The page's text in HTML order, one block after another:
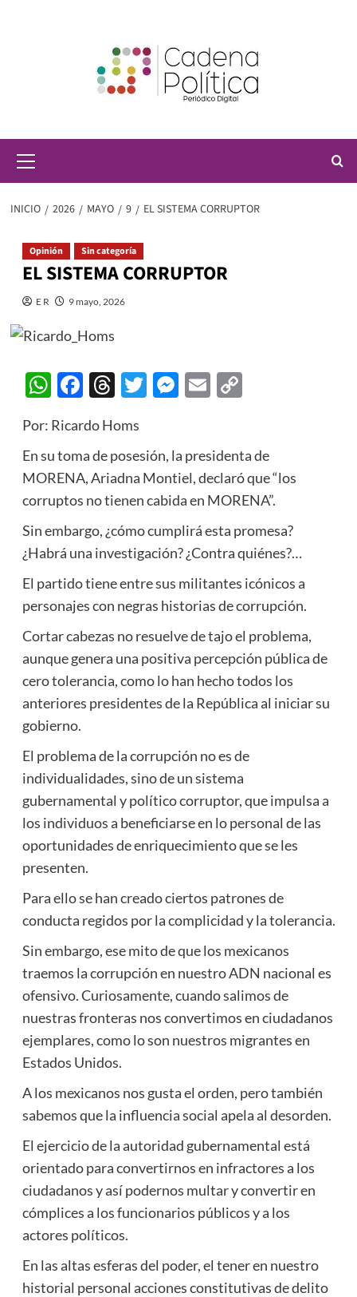
principal
INICIO 2026 MAYO 9 EL SISTEMA CORRUPTOR
Opinión Sin categoría
EL SISTEMA CORRUPTOR
E R 9 mayo, 2026
WhatsApp
Facebook
Threads
Twitter
Messenger
EmailCopy
Por: Ricardo Homs
En su toma de posesión, la presidenta de
MORENA, Ariadna Montiel, declaró que “los
corruptos no tienen cabida en MORENA”.
Sin embargo, ¿cómo cumplirá esta promesa?
¿Habrá una investigación? ¿Contra quiénes?…
El partido tiene entre sus militantes icónicos a
personajes con negras historias de corrupción.
Cortar cabezas no resuelve de tajo el problema,
aunque genera una positiva percepción pública de
cero tolerancia, como lo han hecho todos los
anteriores presidentes de la República al iniciar su
gobierno.
El problema de la corrupción no es de
individualidades, sino de un sistema
gubernamental y político corruptor, que impulsa a
los individuos a beneficiarse en lo personal de las
oportunidades de enriquecimiento que se les
presenten.
Para ello se han creado ciertos patrones de
conducta regidos por la complicidad y la tolerancia.
Sin embargo, ese mito de que los mexicanos
traemos la corrupción en nuestro ADN nacional es
ofensivo. Curiosamente, cuando salimos de
nuestras fronteras nos convertimos en ciudadanos
ejemplares, como lo son nuestros migrantes en
Estados Unidos.
A los mexicanos nos gusta el orden, pero también
sabemos que la influencia social apela al desorden.
El ejercicio de la autoridad gubernamental está
orientado para convertirnos en infractores a los
ciudadanos y así podernos multar y convertir en
cómplices a los funcionarios públicos y a los
actores políticos.
En las altas esferas del poder, el tener en nuestro
historial personal acciones constitutivas de delito